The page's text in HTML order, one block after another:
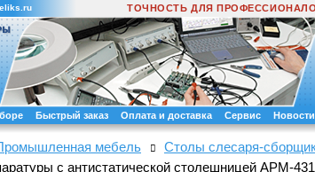
ТОЧНОСТЬ ДЛЯ
Быстрый заказ Оплата и доставка Сервис Новости
мебель
Столы слесаря-
с антистатической столешницей АРМ-